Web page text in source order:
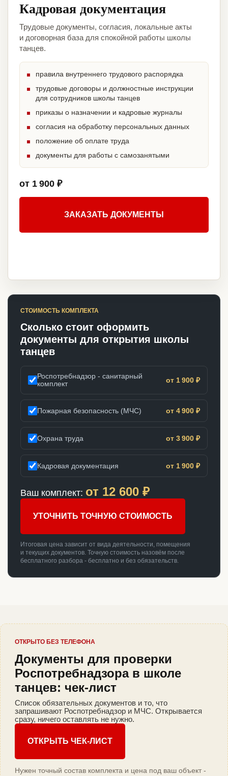
Кадровая документация
Трудовые документы, согласия, локальные акты
и договорная база для спокойной работы школы
танцев.
правила внутреннего трудового распорядка
трудовые договоры и должностные инструкции
для сотрудников школы танцев
приказы о назначении и кадровые журналы
согласия на обработку персональных данных
положение об оплате труда
документы для работы с самозанятыми
от 1 900 ₽
ЗАКАЗАТЬ ДОКУМЕНТЫ
СТОИМОСТЬ КОМПЛЕКТА
Сколько стоит оформить
документы для открытия школы
танцев
Роспотребнадзор - санитарный
комплект
от 1 900 ₽
Пожарная безопасность (МЧС) от 4 900 ₽
Охрана труда от 3 900 ₽
Кадровая документация от 1 900 ₽
Ваш комплект: от 12 600 ₽
УТОЧНИТЬ ТОЧНУЮ СТОИМОСТЬ
Итоговая цена зависит от вида деятельности, помещения
и текущих документов. Точную стоимость назовём после
бесплатного разбора - бесплатно и без обязательств.
ОТКРЫТО БЕЗ ТЕЛЕФОНА
Документы для проверки
Роспотребнадзора в школе
танцев: чек-лист
Список обязательных документов и то, что
запрашивают Роспотребнадзор и МЧС. Открывается
сразу, ничего оставлять не нужно.
ОТКРЫТЬ ЧЕК-ЛИСТ
Нужен точный состав комплекта и цена под ваш объект -